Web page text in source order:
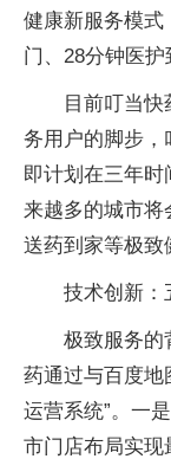
健康新服务模式
门、28分钟医护
目前叮当
务用户的脚步，
即计划在三年时
来越多的城市将
送药到家等极致
技术创新：
极致服务的
药通过与百度地
运营系统”。一
市门店布局实现